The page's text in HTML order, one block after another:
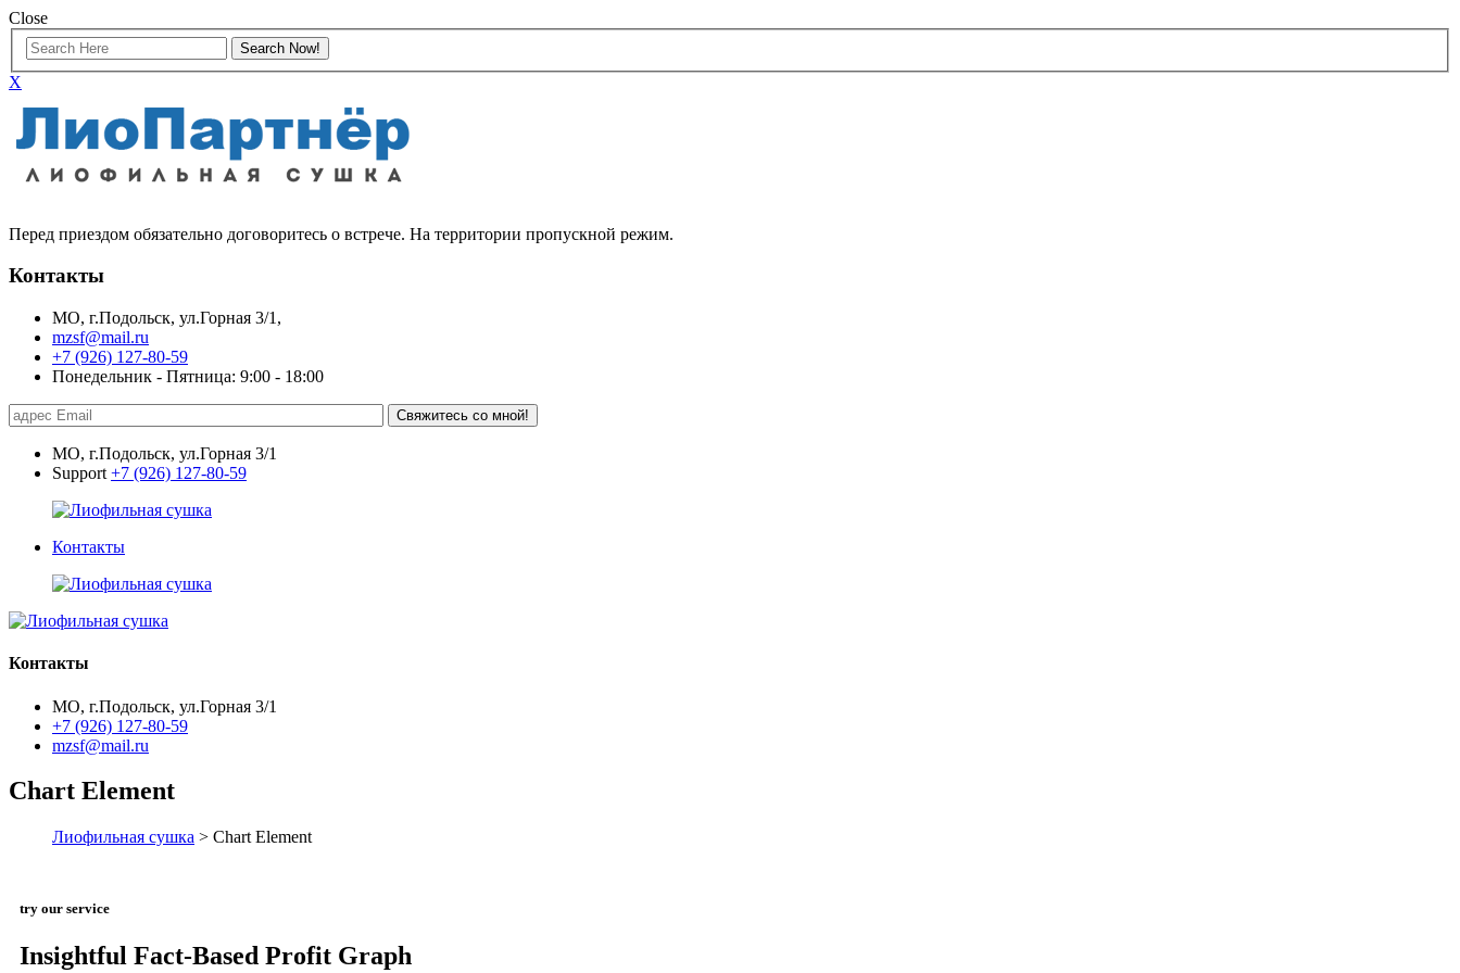
Close
X
Перед приездом обязательно договоритесь о встрече. На территории пропускной режим.
Контакты
МО, г.Подольск, ул.Горная 3/1,
mzsf@mail.ru
+7 (926) 127-80-59
Понедельник - Пятница: 9:00 - 18:00
Свяжитесь со мной!
МО, г.Подольск, ул.Горная 3/1
Support +7 (926) 127-80-59
Контакты
Контакты
МО, г.Подольск, ул.Горная 3/1
+7 (926) 127-80-59
mzsf@mail.ru
Chart Element
Лиофильная сушка > Chart Element
try our service
Insightful Fact-Based Profit Graph